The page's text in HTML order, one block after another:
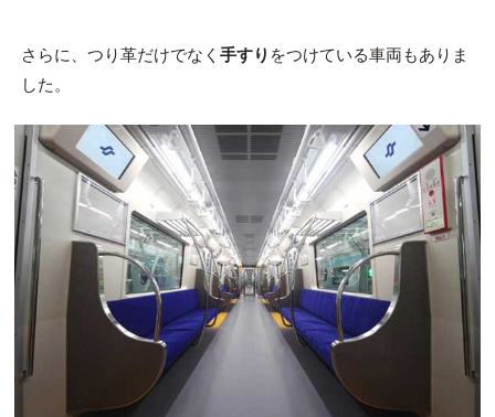
さらに、つり革だけでなく 手すり をつけている車両もありま
した。